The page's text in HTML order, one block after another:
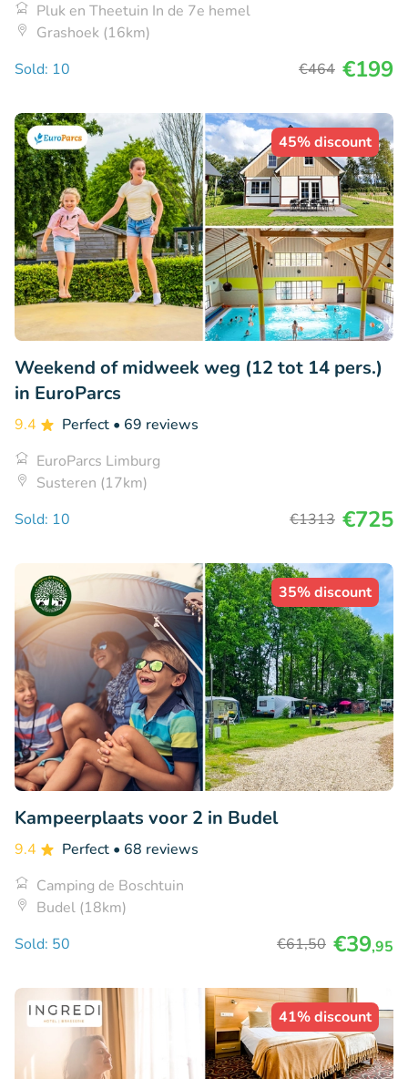
Pluk en Theetuin In de 7e hemel
Grashoek (16km)
Sold: 10
€464 €199
45% discount
Weekend of midweek weg (12 tot 14 pers.)
in EuroParcs
9.4 Perfect • 69 reviews
EuroParcs Limburg
Susteren (17km)
Sold: 10
€1313 €725
35% discount
Kampeerplaats voor 2 in Budel
9.4 Perfect • 68 reviews
Camping de Boschtuin
Budel (18km)
Sold: 50
€61,50 €39,95
41% discount